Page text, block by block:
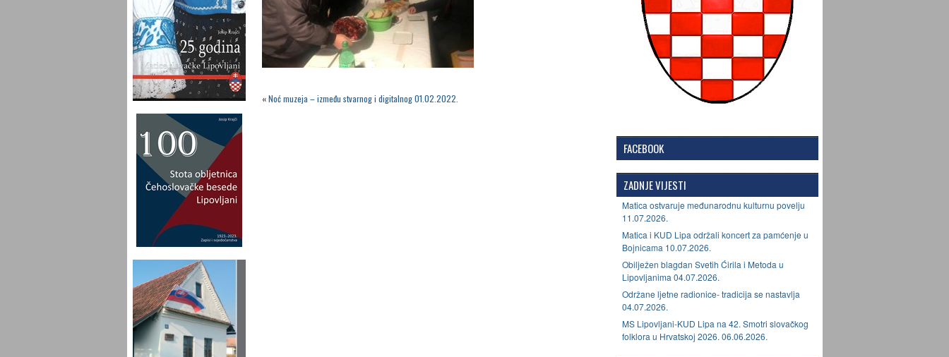
«Noć muzeja – između stvarnog i digitalnog 01.02.2022.
FACEBOOK
ZADNJE VIJESTI
Matica ostvaruje međunarodnu kulturnu povelju
11.07.2026.
Matica i KUD Lipa održali koncert za pamćenje u
Bojnicama 10.07.2026.
Obilježen blagdan Svetih Ćirila i Metoda u
Lipovljanima 04.07.2026.
Održane ljetne radionice- tradicija se nastavlja
04.07.2026.
MS Lipovljani-KUD Lipa na 42. Smotri slovačkog
folklora u Hrvatskoj 2026. 06.06.2026.